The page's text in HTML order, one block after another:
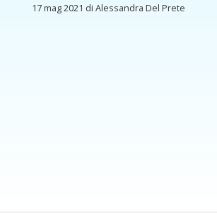
17 mag 2021 di Alessandra Del Prete